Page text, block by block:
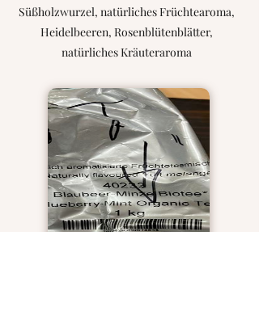
Süßholzwurzel, natürliches Früchtearoma,
Heidelbeeren, Rosenblütenblätter,
natürliches Kräuteraroma